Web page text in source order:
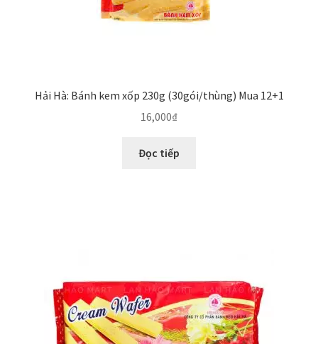
Hải Hà: Bánh kem xốp 230g (30gói/thùng) Mua 12+1
16,000₫
Đọc tiếp